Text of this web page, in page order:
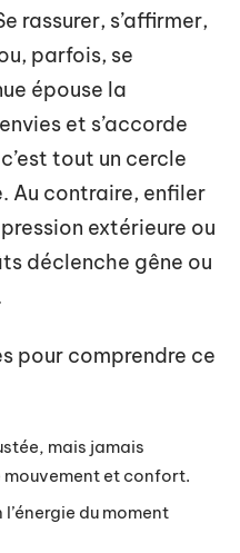
rassurer, s’affirmer,
parfois, se
épouse la
et s’accorde
tout un cercle
Au contraire, enfiler
extérieure ou
déclenche gêne ou
pour comprendre ce
mais jamais
et confort.
du moment